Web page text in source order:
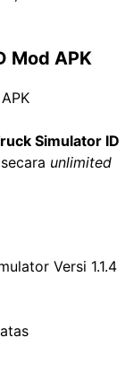
Mod APK
Simulator ID
unlimited
Versi 1.1.4